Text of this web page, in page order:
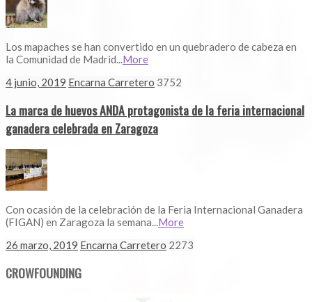
Los mapaches se han convertido en un quebradero de cabeza en
la Comunidad de Madrid...More
4 junio, 2019 Encarna Carretero 3752
La marca de huevos ANDA protagonista de la feria internacional
ganadera celebrada en Zaragoza
Con ocasión de la celebración de la Feria Internacional Ganadera
(FIGAN) en Zaragoza la semana...More
26 marzo, 2019 Encarna Carretero 2273
CROWFOUNDING